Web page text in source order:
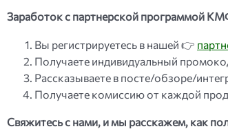
Заработок с партнерской программой
Вы регистрируетесь в нашей 👉
Получаете индивидуальный
Рассказываете в посте/обзоре/
Получаете комиссию от каждой
Свяжитесь с нами, и мы расскажем, как